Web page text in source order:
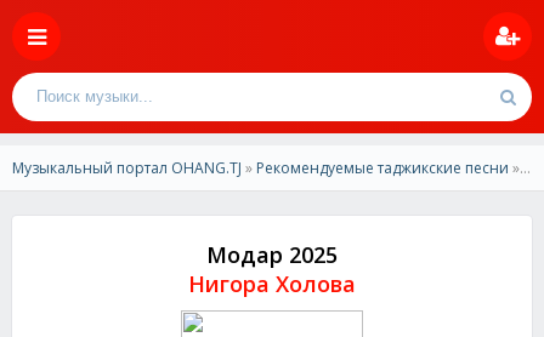
Музыкальный портал OHANG.TJ » Рекомендуемые таджикские песни » Нигора Холова - Модар 2025
Модар 2025
Нигора Холова